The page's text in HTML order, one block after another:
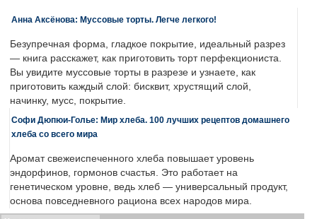
Анна Аксёнова: Муссовые торты. Легче легкого!
Безупречная форма, гладкое покрытие, идеальный разрез
— книга расскажет, как приготовить торт перфекциониста.
Вы увидите муссовые торты в разрезе и узнаете, как
приготовить каждый слой: бисквит, хрустящий слой,
начинку, мусс, покрытие.
Софи Дюпюи-Голье: Мир хлеба. 100 лучших рецептов домашнего
хлеба со всего мира
Аромат свежеиспеченного хлеба повышает уровень
эндорфинов, гормонов счастья. Это работает на
генетическом уровне, ведь хлеб — универсальный продукт,
основа повседневного рациона всех народов мира.